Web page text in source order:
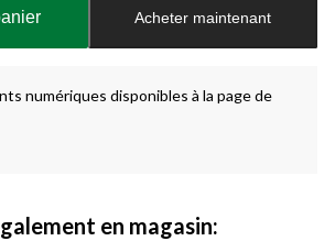
Acheter maintenant
numériques disponibles à la page de
en magasin: